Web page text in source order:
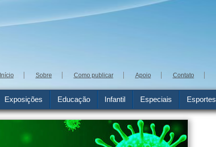
Início Sobre Como publicar Apoio Contato
Exposições Educação Infantil Especiais Esportes